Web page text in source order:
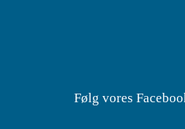
Følg vores